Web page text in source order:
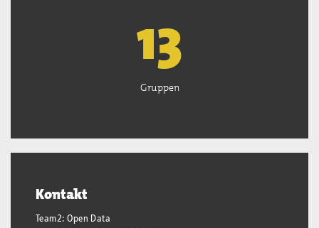
13
Gruppen
Kontakt
Team2: Open Data